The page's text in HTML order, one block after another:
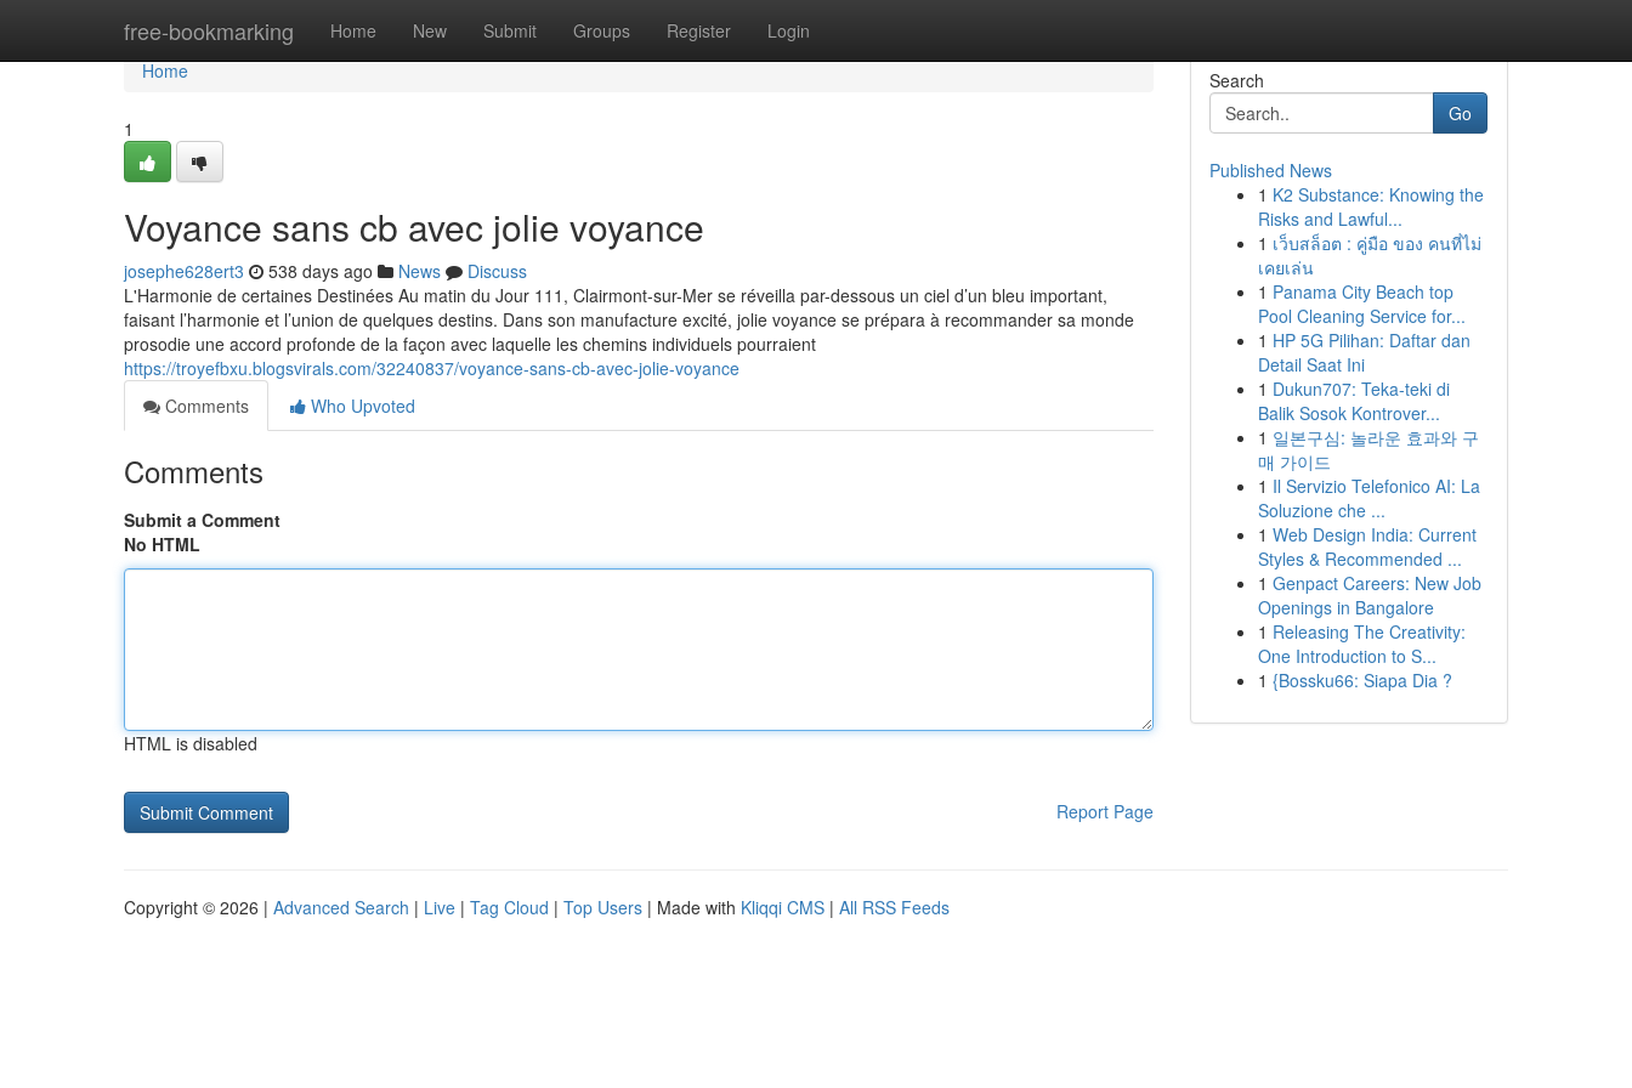
free-bookmarking Home New Submit Groups Register Login
Home
Home
1
Voyance sans cb avec jolie voyance
josephe628ert3 538 days ago News
Discuss
L'Harmonie de certaines Destinées Au matin du Jour 111, Clairmont-sur-Mer se réveilla par-dessous un ciel d’un bleu important,
faisant l’harmonie et l’union de quelques destins. Dans son manufacture excité, jolie voyance se prépara à recommander sa monde
prosodie une accord profonde de la façon avec laquelle les chemins individuels pourraient
https://troyefbxu.blogsvirals.com/32240837/voyance-sans-cb-avec-jolie-voyance
Comments
Who Upvoted
Comments
Submit a Comment
No HTML
HTML is disabled
Report Page
Search
Go
Published News
1 K2 Substance: Knowing the
Risks and Lawful...
1 เว็บสล็อต : คู่มือ ของ คนที่ไม่
เคยเล่น
1 Panama City Beach top
Pool Cleaning Service for...
1 HP 5G Pilihan: Daftar dan
Detail Saat Ini
1 Dukun707: Teka-teki di
Balik Sosok Kontrover...
1 일본구심: 놀라운 효과와 구
매 가이드
1 Il Servizio Telefonico AI: La
Soluzione che ...
1 Web Design India: Current
Styles & Recommended ...
1 Genpact Careers: New Job
Openings in Bangalore
1 Releasing The Creativity:
One Introduction to S...
1 {Bossku66: Siapa Dia ?
Copyright © 2026 | Advanced Search | Live | Tag Cloud | Top Users | Made with Kliqqi CMS | All RSS Feeds